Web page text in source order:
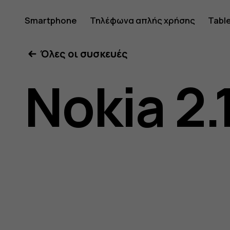
Οδηγίες
χρήσης
Nokia
Smartphone Τηλέφωνα απλής χρήσης
Όλες οι συσκευές
Nokia